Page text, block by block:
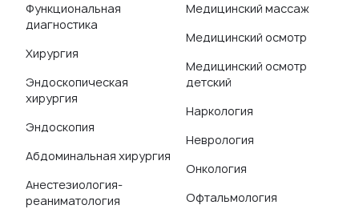
Функциональная
диагностика
Хирургия
Эндоскопическая
хирургия
Эндоскопия
Абдоминальная хирургия
Анестезиология-
реаниматология
Медицинский массаж
Медицинский осмотр
Медицинский осмотр
детский
Наркология
Неврология
Онкология
Офтальмология